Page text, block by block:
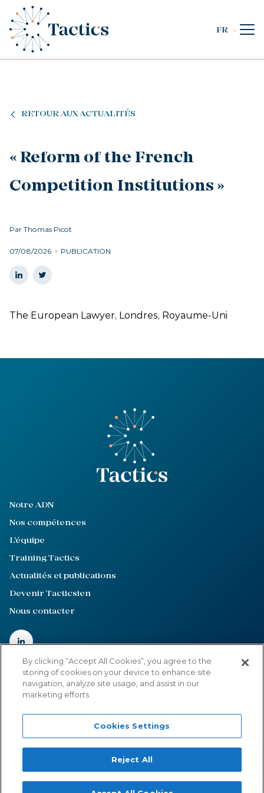
FR
RETOUR AUX ACTUALITÉS
« Reform of the French
Competition Institutions »
Par Thomas Picot
07/08/2026 PUBLICATION
The European Lawyer, Londres, Royaume-Uni
Notre ADN
Nos compétences
L'équipe
Training Tactics
Actualités et publications
Devenir Tacticsien
Nous contacter
©2022-2026Tactics
Mentions légales
Site internet créé par :Adveris
By clicking “Accept All Cookies”, you agree to the
storing of cookies on your device to enhance site
navigation, analyze site usage, and assist in our
marketing efforts.
Cookies Settings
Reject All